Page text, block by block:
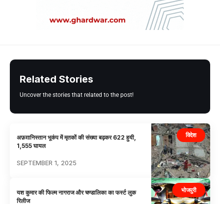
Related Stories
Uncover the stories that related to the post!
विदेश
अफ़ग़ानिस्तान भूकंप में मृतकों की संख्या बढ़कर 622 हुयी,
1,555 घायल
SEPTEMBER 1, 2025
भोजपुरी
यश कुमार की फिल्म नागराज और चण्डालिका का फर्स्ट लुक
रिलीज